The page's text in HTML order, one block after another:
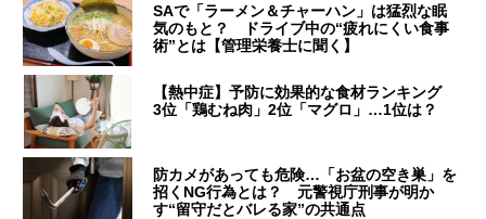
SAで「ラーメン＆チャーハン」は猛烈な眠
気のもと？ ドライブ中の“疲れにくい食事
術”とは【管理栄養士に聞く】
【熱中症】予防に効果的な食材ランキング
3位「鶏むね肉」2位「マグロ」…1位は？
防カメがあっても危険…「お盆の空き巣」を
招くNG行為とは？ 元警視庁刑事が明か
す“留守だとバレる家”の共通点